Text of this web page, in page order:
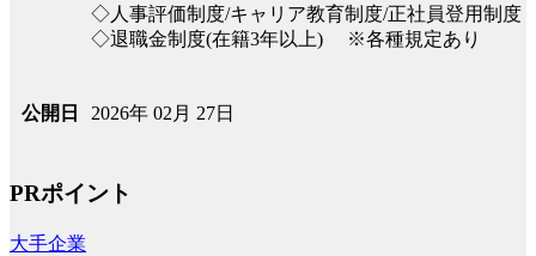
◇人事評価制度/キャリア教育制度/正社員登用制度
◇退職金制度(在籍3年以上) ※各種規定あり
公開日 2026年 02月 27日
PRポイント
大手企業